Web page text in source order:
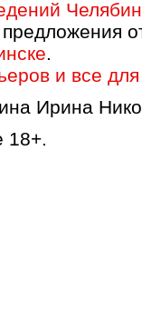
.
и все
Ирина
18+.